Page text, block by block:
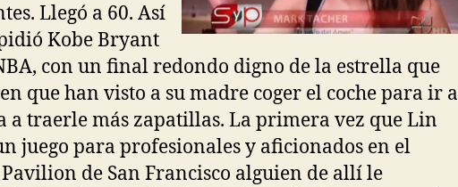
Llegó a 60. Así
Kobe Bryant
con un final redondo digno de la estrella que
que han visto a su madre coger el coche para ir a
a traerle más zapatillas. La primera vez que Lin
juego para profesionales y aficionados en el
de San Francisco alguien de allí le